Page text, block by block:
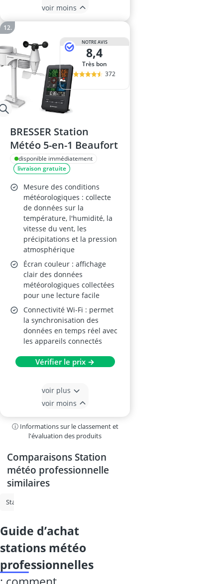
voir moins
NOTRE AVIS
8,4
Très bon
372
BRESSER Station
Météo 5-en-1 Beaufort
disponible immédiatement
livraison gratuite
Mesure des conditions
météorologiques : collecte
de données sur la
température, l'humidité, la
vitesse du vent, les
précipitations et la pression
atmosphérique
Écran couleur : affichage
clair des données
météorologiques collectées
pour une lecture facile
Connectivité Wi-Fi : permet
la synchronisation des
données en temps réel avec
les appareils connectés
Vérifier le prix →
voir plus
voir moins
ⓘ Informations sur le classement et
l'évaluation des produits
Comparaisons Station
météo professionnelle
similaires
Station meteo
guide d’achat
stations météo
professionnelles